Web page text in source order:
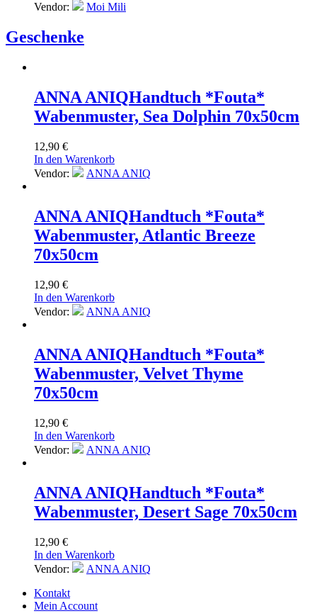
Vendor:
Moi Mili
Geschenke
ANNA ANIQHandtuch *Fouta*
Wabenmuster, Sea Dolphin 70x50cm
12,90 €
In den Warenkorb
Vendor:
ANNA ANIQ
ANNA ANIQHandtuch *Fouta*
Wabenmuster, Atlantic Breeze
70x50cm
12,90 €
In den Warenkorb
Vendor:
ANNA ANIQ
ANNA ANIQHandtuch *Fouta*
Wabenmuster, Velvet Thyme
70x50cm
12,90 €
In den Warenkorb
Vendor:
ANNA ANIQ
ANNA ANIQHandtuch *Fouta*
Wabenmuster, Desert Sage 70x50cm
12,90 €
In den Warenkorb
Vendor:
ANNA ANIQ
Kontakt
Mein Account